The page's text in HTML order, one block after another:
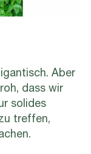
Aber
dass wir
solides
treffen,